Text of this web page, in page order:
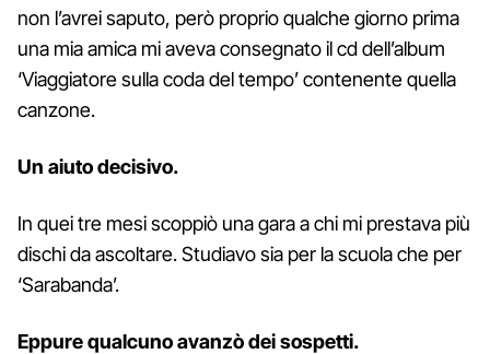
non l’avrei saputo, però proprio qualche giorno prima
una mia amica mi aveva consegnato il cd dell’album
‘Viaggiatore sulla coda del tempo’ contenente quella
canzone.
Un aiuto decisivo.
In quei tre mesi scoppiò una gara a chi mi prestava più
dischi da ascoltare. Studiavo sia per la scuola che per
‘Sarabanda’.
Eppure qualcuno avanzò dei sospetti.